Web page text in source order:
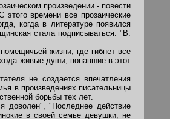
произведении - повести
времени все прозаические
когда в литературе появился
стала подписываться: "В.
жизни, где гибнет все
живые души, попавшие в этот
не создается впечатления
в произведениях писательницы
борьбы тех лет.
"Последнее действие
в своей семье девушки, не